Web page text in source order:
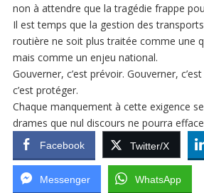
non à attendre que la tragédie frappe
Il est temps que la gestion des
routière ne soit plus traitée comme une
mais comme un enjeu national.
Gouverner, c’est prévoir. Gouverner,
c’est protéger.
Chaque manquement à cette exigence
drames que nul discours ne pourra
Facebook Twitter/X
Messenger WhatsApp